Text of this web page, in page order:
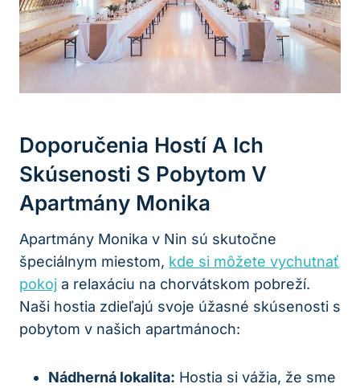
Doporučenia Hostí A Ich
Skúsenosti S Pobytom V
Apartmány Monika
Apartmány Monika v Nin sú skutočne
špeciálnym miestom, kde si môžete vychutnať
pokoj a relaxáciu na chorvátskom pobreží.
Naši hostia zdieľajú svoje úžasné skúsenosti s
pobytom v našich apartmánoch:
Nádherná lokalita: Hostia si vážia, že sme